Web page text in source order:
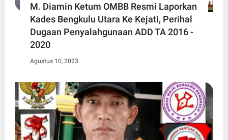
M. Diamin Ketum OMBB Resmi Laporkan
Kades Bengkulu Utara Ke Kejati, Perihal
Dugaan Penyalahgunaan ADD TA 2016 -
2020
Agustus 10, 2023